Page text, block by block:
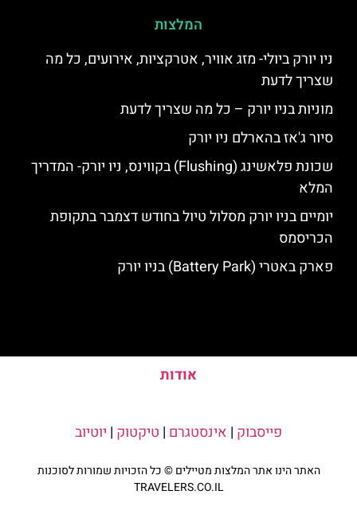
המלצות
ניו יורק ביולי- מזג אוויר, אטרקציות, אירועים, כל מה
שצריך לדעת
מוניות בניו יורק – כל מה שצריך לדעת
סיור ג'אז בהארלם ניו יורק
שכונת פלאשינג (Flushing) בקווינס, ניו יורק- המדריך
המלא
יומיים בניו יורק מסלול טיול בחודש דצמבר בתקופת
הכריסמס
פארק באטרי (Battery Park) בניו יורק
אודות
פייסבוק | אינסטגרם | טיקטוק | יוטיוב
האתר הינו אתר המלצות מטיילים © כל הזכויות שמורות לסוכנות
TRAVELERS.CO.IL